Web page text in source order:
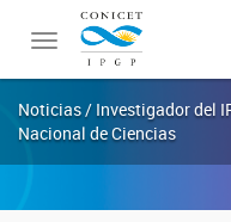
Toggle
navigation
Noticias / Investigador del
Nacional de Ciencias